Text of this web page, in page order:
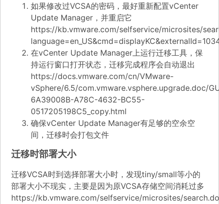
如果修改过VCSA的密码，最好重新配置vCenter
Update Manager，并重启它
https://kb.vmware.com/selfservice/microsites/
在vCenter Update Manager上运行迁移工具，保
持运行窗口打开状态，迁移完成程序会自动退出
https://docs.vmware.com/cn/VMware-
vSphere/6.5/com.vmware.vsphere.upgrade.doc/
6A39008B-A78C-4632-BC55-
0517205198C5_copy.html
确保vCenter Update Manager有足够的空余空
间，迁移时会打包文件
迁移时部署大小
迁移VCSA时到选择部署大小时，发现tiny/small等小的
部署大小不现实，主要是因为原VCSA存储空间消耗过多
https://kb.vmware.com/selfservice/microsites/